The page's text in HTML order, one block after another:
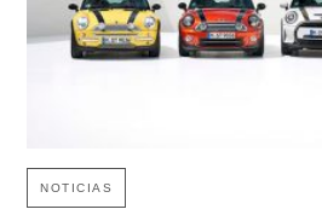
NOTICIAS